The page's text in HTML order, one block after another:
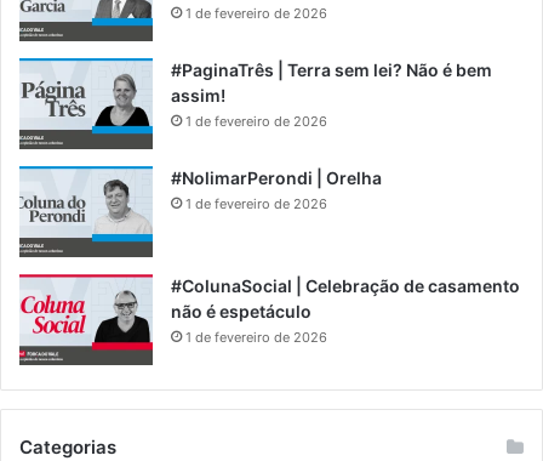
1 de fevereiro de 2026
#PaginaTrês | Terra sem lei? Não é bem
assim!
1 de fevereiro de 2026
#NolimarPerondi | Orelha
1 de fevereiro de 2026
#ColunaSocial | Celebração de casamento
não é espetáculo
1 de fevereiro de 2026
Categorias